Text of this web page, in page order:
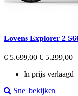
Lovens Explorer 2
Regular
€ 5.699,00 Prijs
€ 5.299,00
In prijs verlaagd
Snel bekijken